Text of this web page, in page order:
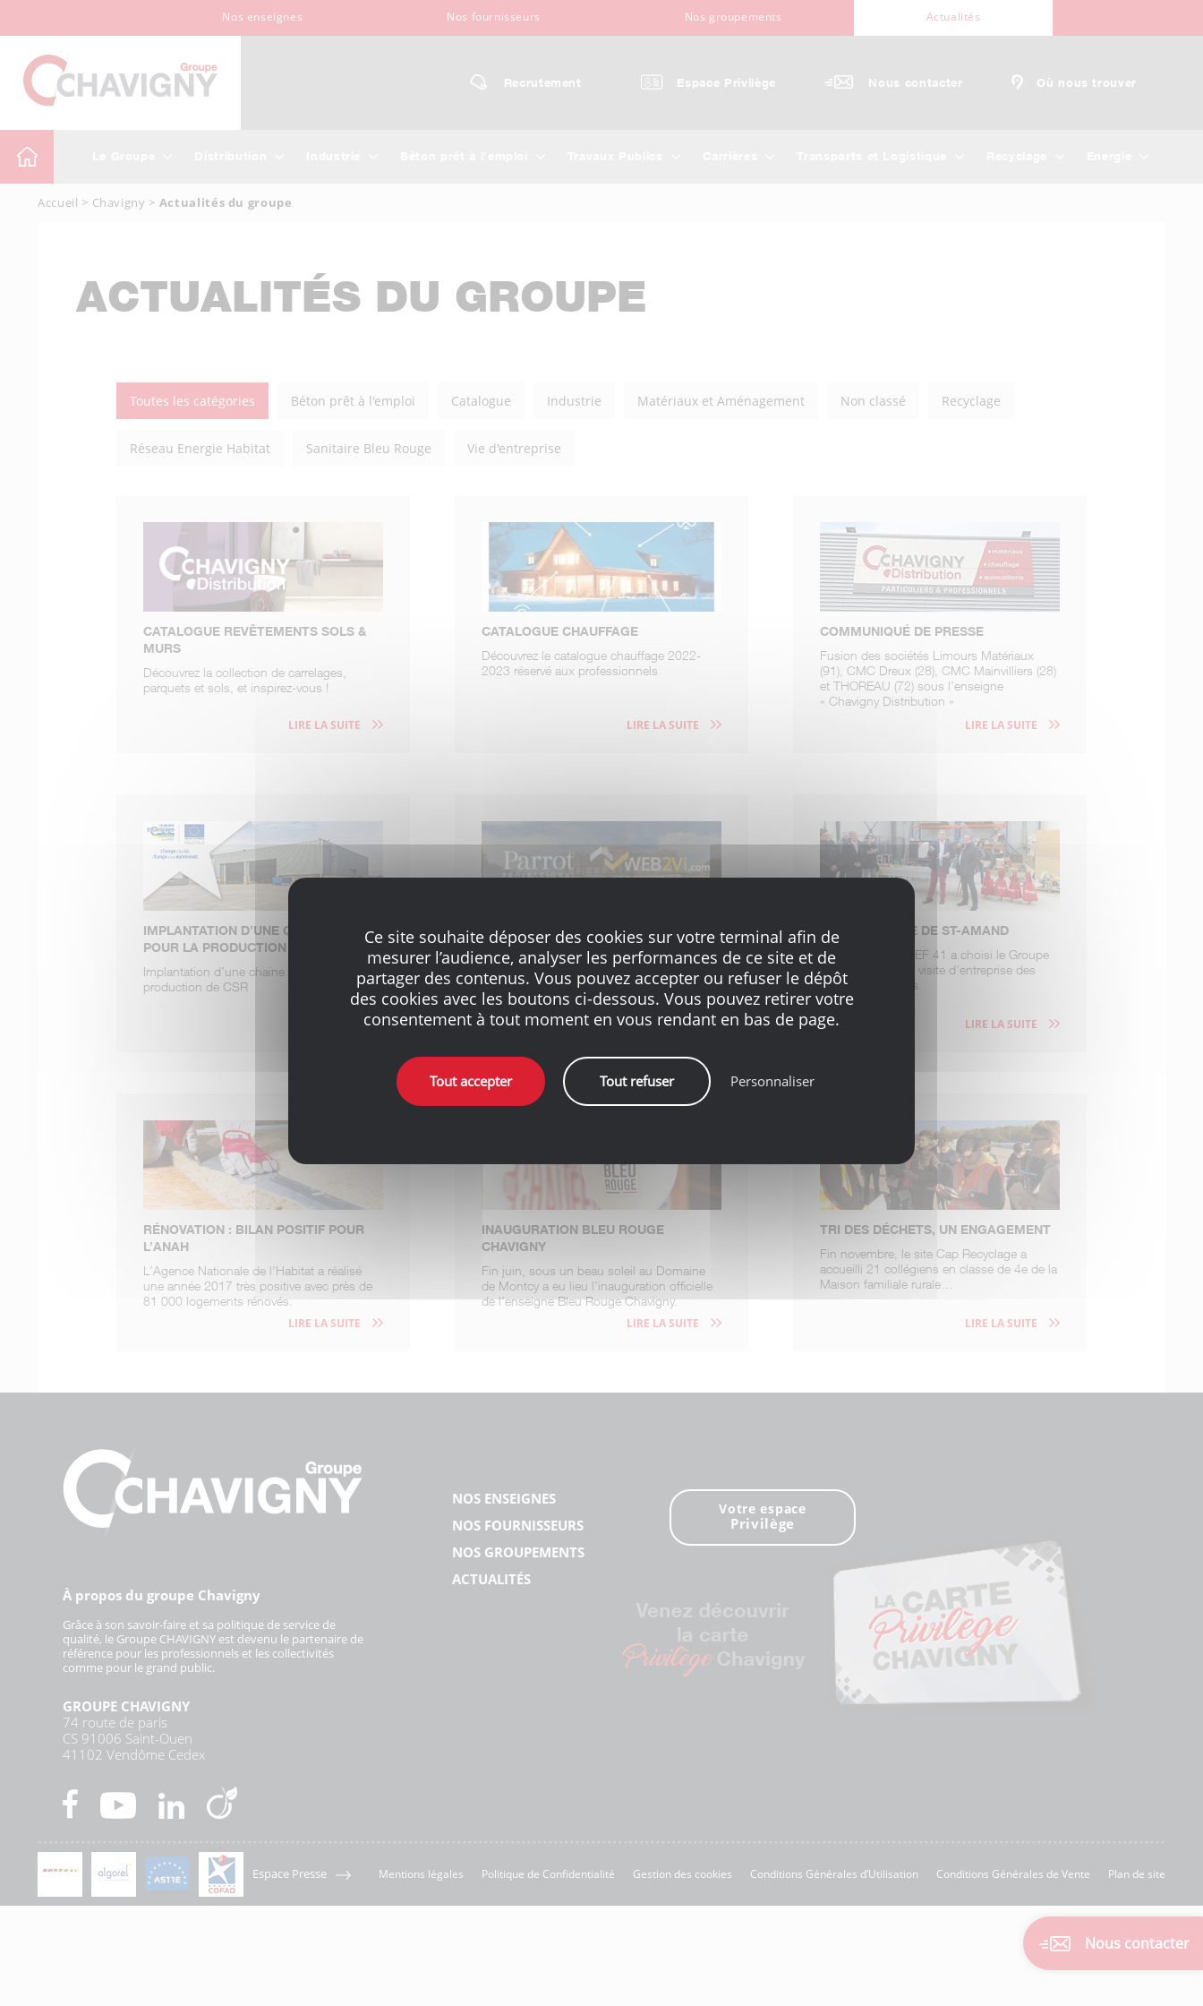
Nous contacter
Nos enseignes Nos fournisseurs Nos groupements Actualités
Recrutement Espace Privilège Nous contacter Où nous trouver
Accueil > Chavigny > Actualités du groupe
ACTUALITÉS DU GROUPE
Toutes les catégories Béton prêt à l'emploi Catalogue Industrie Matériaux et Aménagement Non classé Recyclage
Réseau Energie Habitat Sanitaire Bleu Rouge Vie d'entreprise
CATALOGUE REVÊTEMENTS SOLS &
MURS
Découvrez la collection de carrelages,
parquets et sols, et inspirez-vous !
LIRE LA SUITE
CATALOGUE CHAUFFAGE
Découvrez le catalogue chauffage 2022-
2023 réservé aux professionnels
LIRE LA SUITE
COMMUNIQUÉ DE PRESSE
Fusion des sociétés Limours Matériaux
(91), CMC Dreux (28), CMC Mainvilliers (28)
et THOREAU (72) sous l’enseigne
« Chavigny Distribution »
LIRE LA SUITE
IMPLANTATION D’UNE CHAINE DE TRI
POUR LA PRODUCTION DE CSR
Implantation d’une chaine de tri pour la
production de CSR
SOLUTION WEB2VI ET PARROT
Maquette 3D par drone et logiciel de
gestion : la révolution pour les couvreurs !
LIRE LA SUITE
VISITE DU PÔLE DE ST-AMAND
Le 4 avril, le MEDEF 41 a choisi le Groupe
Chavigny pour sa visite d’entreprise des
« pépites » locales.
LIRE LA SUITE
RÉNOVATION : BILAN POSITIF POUR
L’ANAH
L’Agence Nationale de l’Habitat a réalisé
une année 2017 très positive avec près de
81 000 logements rénovés.
LIRE LA SUITE
INAUGURATION BLEU ROUGE
CHAVIGNY
Fin juin, sous un beau soleil au Domaine
de Montcy a eu lieu l’inauguration officielle
de l’enseigne Bleu Rouge Chavigny.
LIRE LA SUITE
TRI DES DÉCHETS, UN ENGAGEMENT
Fin novembre, le site Cap Recyclage a
accueilli 21 collégiens en classe de 4e de la
Maison familiale rurale…
LIRE LA SUITE
À propos du groupe Chavigny
Grâce à son savoir-faire et sa politique de service de
qualité, le Groupe CHAVIGNY est devenu le partenaire de
référence pour les professionnels et les collectivités
comme pour le grand public.
GROUPE CHAVIGNY
74 route de paris
CS 91006 Saint-Ouen
41102 Vendôme Cedex
NOS ENSEIGNES
NOS FOURNISSEURS
NOS GROUPEMENTS
ACTUALITÉS
Votre espace
Privilège
Espace Presse Mentions légales Politique de Confidentialité Gestion des cookies Conditions Générales d’Utilisation Conditions Générales de Vente Plan de site
Ce site souhaite déposer des cookies sur votre terminal afin de
mesurer l’audience, analyser les performances de ce site et de
partager des contenus. Vous pouvez accepter ou refuser le dépôt
des cookies avec les boutons ci-dessous. Vous pouvez retirer votre
consentement à tout moment en vous rendant en bas de page.
Tout accepter Tout refuser Personnaliser